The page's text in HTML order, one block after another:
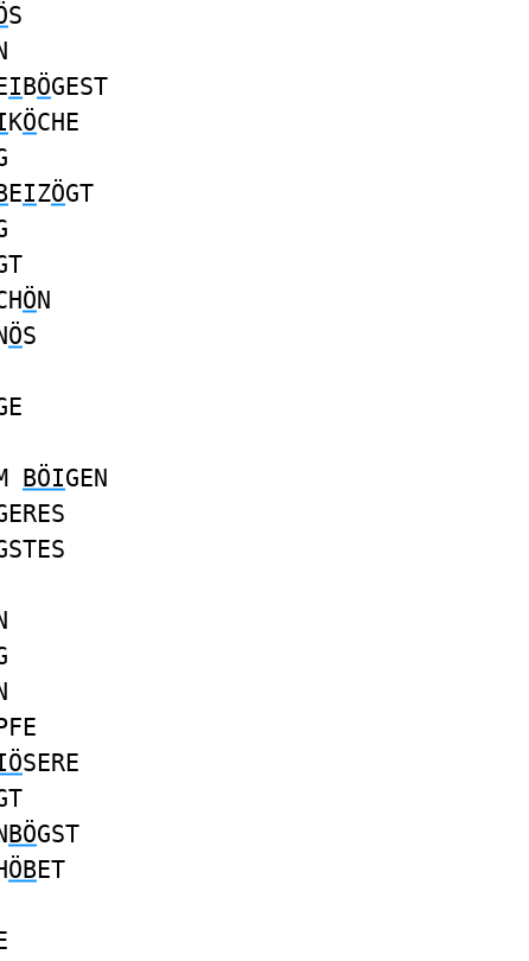
S
IBÖGEST
KÖCHE
EIZÖGT
ÖN
ÖS
BÖIGEN
SERE
BÖGST
ÖBET